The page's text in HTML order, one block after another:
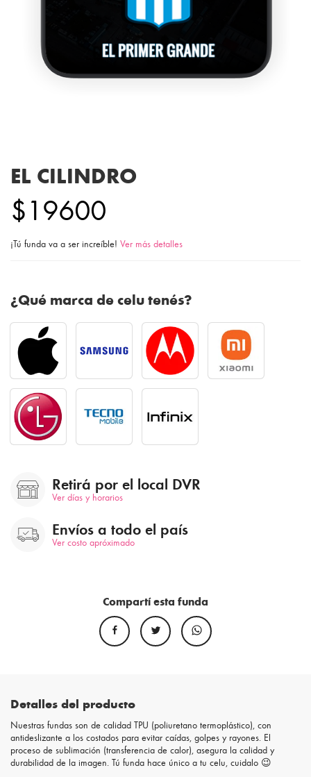
EL CILINDRO
$19600
¡Tú funda va a ser increíble! Ver más detalles
¿Qué marca de celu tenés?
Retirá por el local DVR
Ver días y horarios
Envíos a todo el país
Ver costo apróximado
Compartí esta funda
Detalles del producto
Nuestras fundas son de calidad TPU (poliuretano termoplástico), con
antideslizante a los costados para evitar caídas, golpes y rayones. El
proceso de sublimación (transferencia de calor), asegura la calidad y
durabilidad de la imagen. Tú funda hace único a tu celu, cuidalo 😉